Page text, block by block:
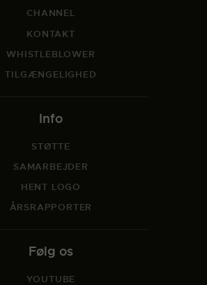
CHANNEL
KONTAKT
WHISTLEBLOWER
TILGÆNGELIGHED
Info
STØTTE
SAMARBEJDER
HENT LOGO
ÅRSRAPPORTER
Følg os
YOUTUBE